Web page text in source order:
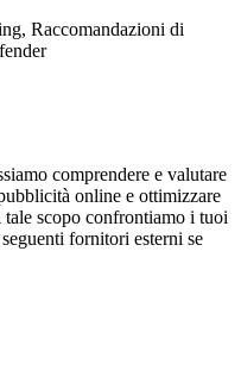
Raccomandazioni di
comprendere e valutare
online e ottimizzare
scopo confrontiamo i tuoi
fornitori esterni se